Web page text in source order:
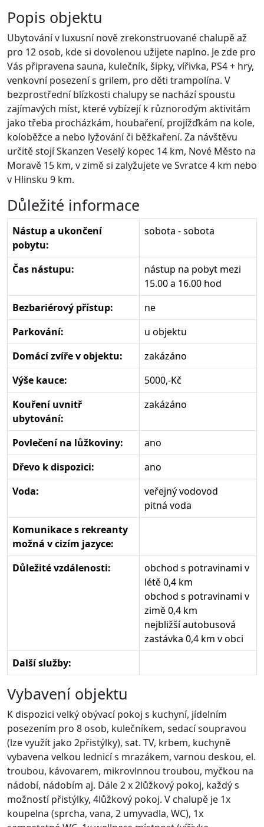
Popis objektu
Ubytování v luxusní nově zrekonstruované chalupě až
pro 12 osob, kde si dovolenou užijete naplno. Je zde pro
Vás připravena sauna, kulečník, šipky, vířivka, PS4 + hry,
venkovní posezení s grilem, pro děti trampolína. V
bezprostřední blízkosti chalupy se nachází spoustu
zajímavých míst, které vybízejí k různorodým aktivitám
jako třeba procházkám, houbaření, projížďkám na kole,
koloběžce a nebo lyžování či běžkaření. Za návštěvu
určitě stojí Skanzen Veselý kopec 14 km, Nové Město na
Moravě 15 km, v zimě si zalyžujete ve Svratce 4 km nebo
v Hlinsku 9 km.
Důležité informace
Nástup a ukončení
pobytu:
sobota - sobota
Čas nástupu:
nástup na pobyt mezi
15.00 a 16.00 hod
Bezbariérový přístup:
ne
Parkování:
u objektu
Domácí zvíře v objektu:
zakázáno
Výše kauce:
5000,-Kč
Kouření uvnitř
ubytování:
zakázáno
Povlečení na lůžkoviny:
ano
Dřevo k dispozici:
ano
Voda:
veřejný vodovod
pitná voda
Komunikace s rekreanty
možná v cizím jazyce:
Důležité vzdálenosti:
obchod s potravinami v
létě 0,4 km
obchod s potravinami v
zimě 0,4 km
nejbližší autobusová
zastávka 0,4 km v obci
Další služby:
Vybavení objektu
K dispozici velký obývací pokoj s kuchyní, jídelním
posezením pro 8 osob, kulečníkem, sedací soupravou
(lze využít jako 2přistýlky), sat. TV, krbem, kuchyně
vybavena velkou lednicí s mrazákem, varnou deskou, el.
troubou, kávovarem, mikrovlnnou troubou, myčkou na
nádobí, nádobím aj. Dále 2 x 2lůžkový pokoj, každý s
možností přistýlky, 4lůžkový pokoj. V chalupě je 1x
koupelna (sprcha, vana, 2 umyvadla, WC), 1x